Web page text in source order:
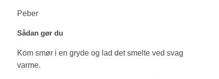
Peber
Sådan gør du
Kom smør i en gryde og lad det smelte ved svag
varme.